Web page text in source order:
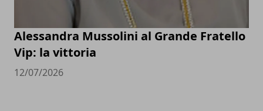
Alessandra Mussolini al Grande Fratello
Vip: la vittoria
12/07/2026